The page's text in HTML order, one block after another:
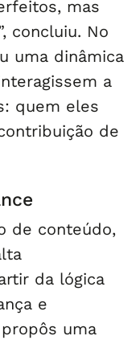
mas
concluiu. No
uma dinâmica
a
quem eles
de
de conteúdo,
da lógica
e
uma